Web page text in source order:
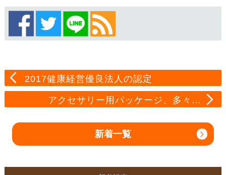
2017健康経営優良法人の認定
アクセサリー用パッケージ、多々…
新着一覧